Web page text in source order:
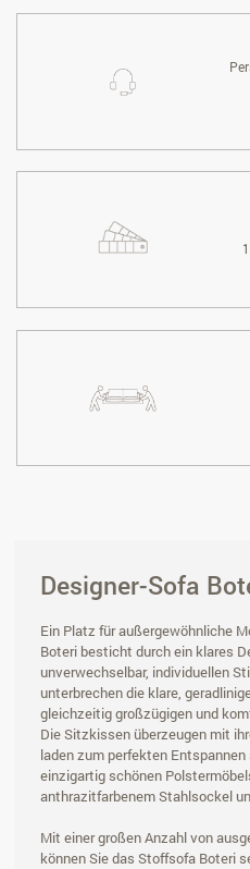
Designer-Sofa
Ein Platz für außergewöhnliche
Boteri besticht durch ein klares
unverwechselbar, individuellen
unterbrechen die klare,
gleichzeitig großzügigen und
Die Sitzkissen überzeugen mit
laden zum perfekten
einzigartig schönen
anthrazitfarbenem Stahlsockel
Mit einer großen Anzahl von
können Sie das Stoffsofa Boteri